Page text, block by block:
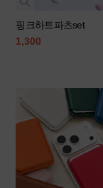
핑크하트파츠set
1,300